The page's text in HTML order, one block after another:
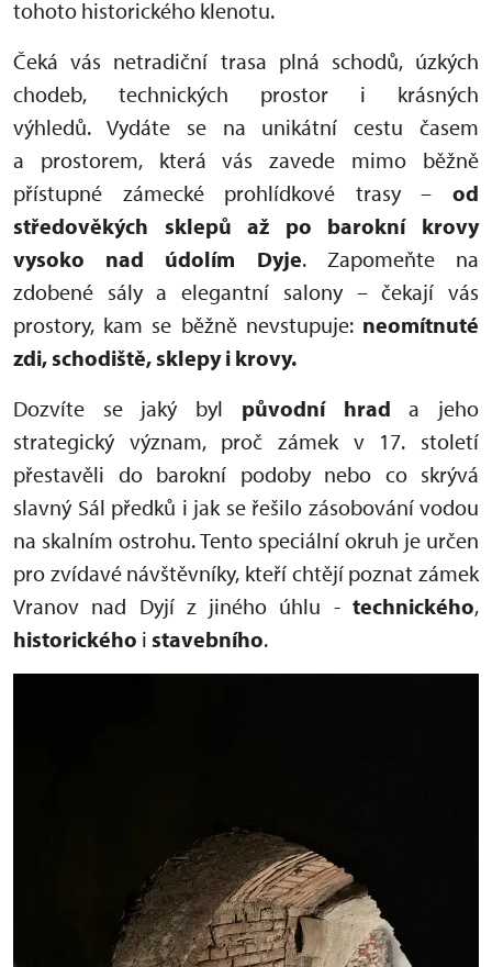
tohoto historického klenotu.
Čeká vás netradiční trasa plná schodů, úzkých
chodeb, technických prostor i krásných
výhledů. Vydáte se na unikátní cestu časem
a prostorem, která vás zavede mimo běžně
přístupné zámecké prohlídkové trasy – od
středověkých sklepů až po barokní krovy
vysoko nad údolím Dyje. Zapomeňte na
zdobené sály a elegantní salony – čekají vás
prostory, kam se běžně nevstupuje: neomítnuté
zdi, schodiště, sklepy i krovy.
Dozvíte se jaký byl původní hrada jeho
strategický význam, proč zámek v 17. století
přestavěli do barokní podoby nebo co skrývá
slavný Sál předků i jak se řešilo zásobování vodou
na skalním ostrohu. Tento speciální okruh je určen
pro zvídavé návštěvníky, kteří chtějí poznat zámek
Vranov nad Dyjí z jiného úhlu - technického,
historického i stavebního.